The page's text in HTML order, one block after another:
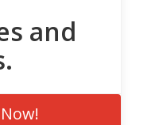
and